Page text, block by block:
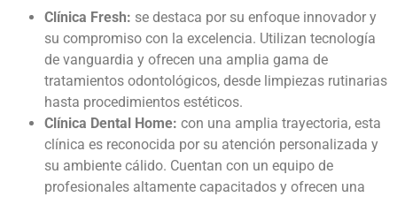
Clínica Fresh: se destaca por su enfoque innovador y
su compromiso con la excelencia. Utilizan tecnología
de vanguardia y ofrecen una amplia gama de
tratamientos odontológicos, desde limpiezas rutinarias
hasta procedimientos estéticos.
Clínica Dental Home: con una amplia trayectoria, esta
clínica es reconocida por su atención personalizada y
su ambiente cálido. Cuentan con un equipo de
profesionales altamente capacitados y ofrecen una